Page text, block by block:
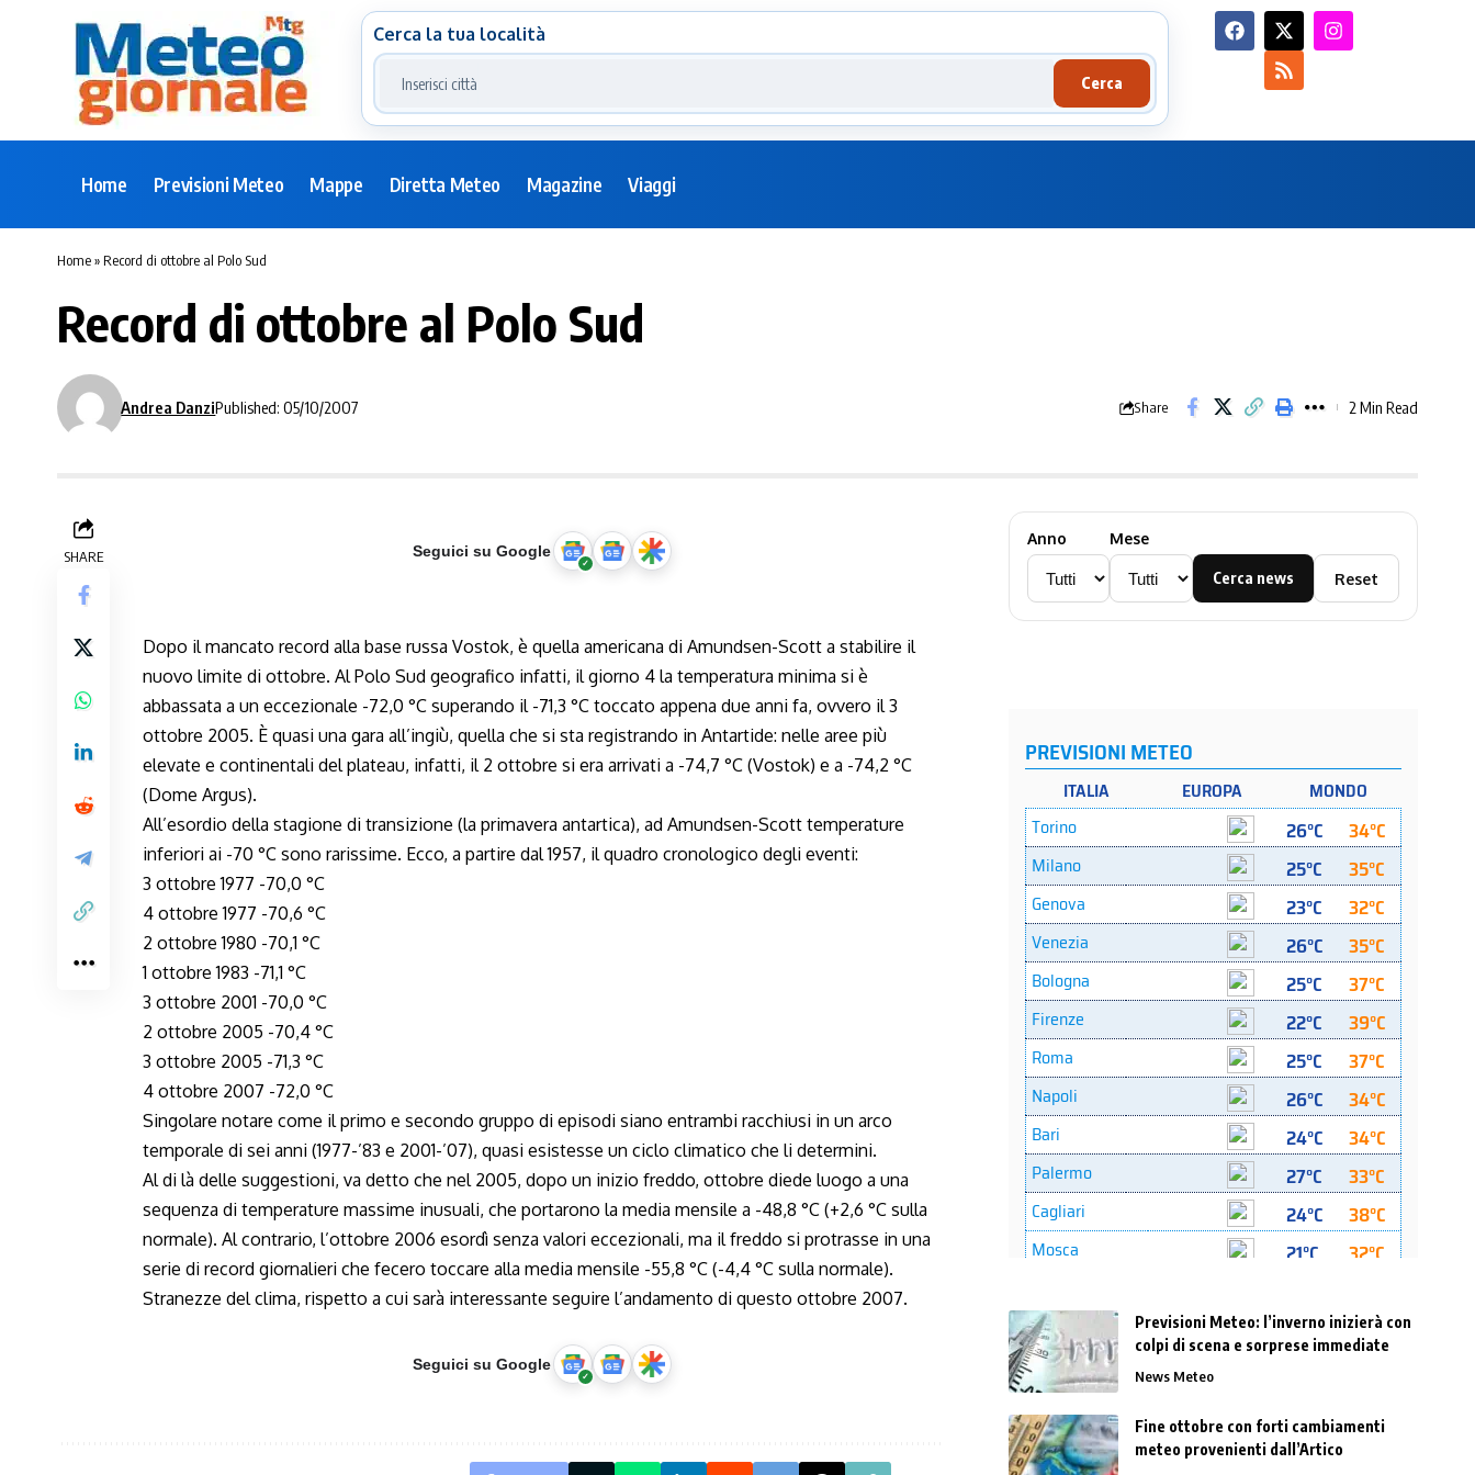
Cerca la tua località
Cerca
Home Previsioni Meteo Mappe Diretta Meteo Magazine Viaggi
Home»Record di ottobre al Polo Sud
Record di ottobre al Polo Sud
Andrea DanziPublished: 05/10/2007 Share 2 Min Read
SHARE Seguici su Google
Dopo il mancato record alla base russa Vostok, è quella americana di Amundsen-Scott a stabilire il
nuovo limite di ottobre. Al Polo Sud geografico infatti, il giorno 4 la temperatura minima si è
abbassata a un eccezionale -72,0 °C superando il -71,3 °C toccato appena due anni fa, ovvero il 3
ottobre 2005. È quasi una gara all’ingiù, quella che si sta registrando in Antartide: nelle aree più
elevate e continentali del plateau, infatti, il 2 ottobre si era arrivati a -74,7 °C (Vostok) e a -74,2 °C
(Dome Argus).
All’esordio della stagione di transizione (la primavera antartica), ad Amundsen-Scott temperature
inferiori ai -70 °C sono rarissime. Ecco, a partire dal 1957, il quadro cronologico degli eventi:
3 ottobre 1977 -70,0 °C
4 ottobre 1977 -70,6 °C
2 ottobre 1980 -70,1 °C
1 ottobre 1983 -71,1 °C
3 ottobre 2001 -70,0 °C
2 ottobre 2005 -70,4 °C
3 ottobre 2005 -71,3 °C
4 ottobre 2007 -72,0 °C
Singolare notare come il primo e secondo gruppo di episodi siano entrambi racchiusi in un arco
temporale di sei anni (1977-’83 e 2001-’07), quasi esistesse un ciclo climatico che li determini.
Al di là delle suggestioni, va detto che nel 2005, dopo un inizio freddo, ottobre diede luogo a una
sequenza di temperature massime inusuali, che portarono la media mensile a -48,8 °C (+2,6 °C sulla
normale). Al contrario, l’ottobre 2006 esordì senza valori eccezionali, ma il freddo si protrasse in una
serie di record giornalieri che fecero toccare alla media mensile -55,8 °C (-4,4 °C sulla normale).
Stranezze del clima, rispetto a cui sarà interessante seguire l’andamento di questo ottobre 2007.
Seguici su Google
Anno Mese
Cerca news Reset
Previsioni Meteo: l’inverno inizierà con
colpi di scena e sorprese immediate
News Meteo
Fine ottobre con forti cambiamenti
meteo provenienti dall’Artico